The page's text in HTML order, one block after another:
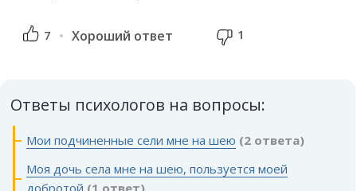
7 Хороший ответ 1
Ответы психологов на вопросы:
Мои подчиненные сели мне на шею (2 ответа)
Моя дочь села мне на шею, пользуется моей
добротой (1 ответ)